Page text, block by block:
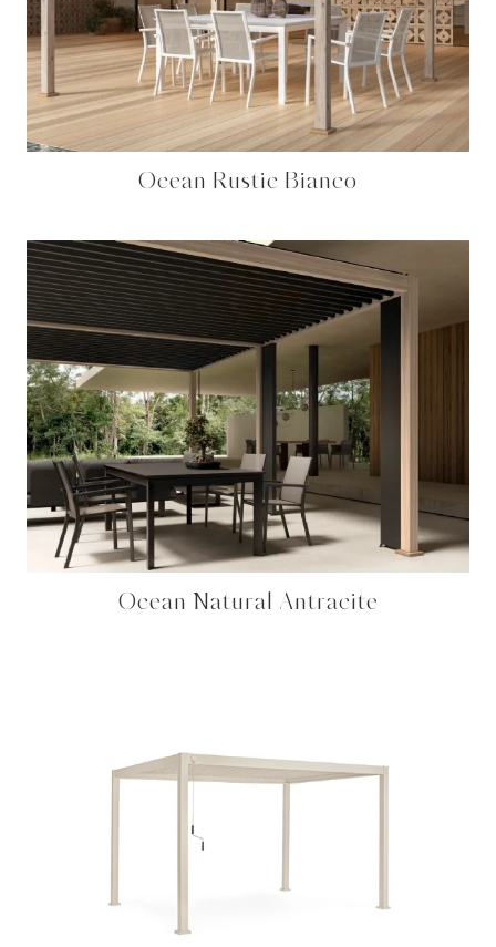
Ocean Rustic Bianco
Ocean Natural Antracite